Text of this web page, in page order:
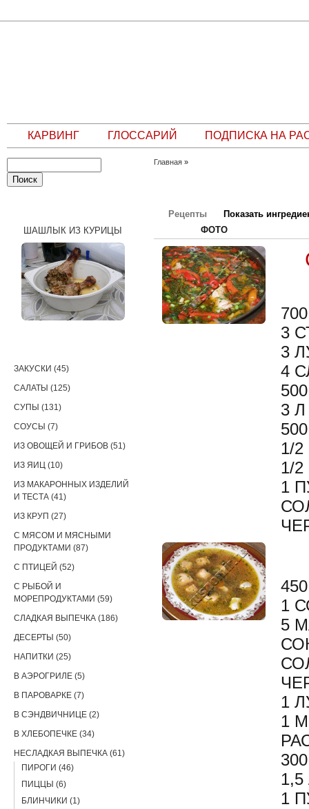
КАРВИНГ ГЛОССАРИЙ ПОДПИСКА НА
Главная »
Рецепты
Показать
ФОТО
3
3
4
3
1/
1/
1
1
5
1
1
1
ШАШЛЫК ИЗ КУРИЦЫ
ЗАКУСКИ (45)
САЛАТЫ (125)
СУПЫ (131)
СОУСЫ (7)
ИЗ ОВОЩЕЙ И ГРИБОВ (51)
ИЗ ЯИЦ (10)
ИЗ МАКАРОННЫХ ИЗДЕЛИЙ
И ТЕСТА (41)
ИЗ КРУП (27)
С МЯСОМ И МЯСНЫМИ
ПРОДУКТАМИ (87)
С ПТИЦЕЙ (52)
С РЫБОЙ И
МОРЕПРОДУКТАМИ (59)
СЛАДКАЯ ВЫПЕЧКА (186)
ДЕСЕРТЫ (50)
НАПИТКИ (25)
В АЭРОГРИЛЕ (5)
В ПАРОВАРКЕ (7)
В СЭНДВИЧНИЦЕ (2)
В ХЛЕБОПЕЧКЕ (34)
НЕСЛАДКАЯ ВЫПЕЧКА (61)
ПИРОГИ (46)
ПИЦЦЫ (6)
БЛИНЧИКИ (1)